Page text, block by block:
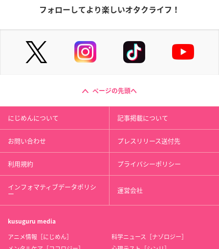
フォローしてより楽しいオタクライフ！
ページの先頭へ
にじめんについて 記事掲載について
お問い合わせ プレスリリース送付先
利用規約 プライバシーポリシー
インフォマティブデータポリシ
ー 運営会社
kusuguru media
アニメ情報［にじめん］
科学ニュース［ナゾロジー］